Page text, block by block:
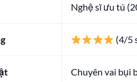
Nghệ sĩ ưu tú
(4/5
Chuyên vai bụi